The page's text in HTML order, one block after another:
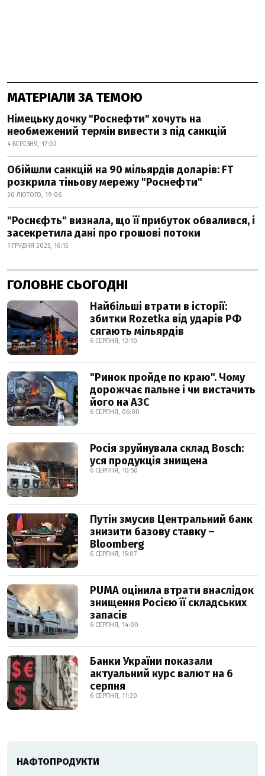
МАТЕРІАЛИ ЗА ТЕМОЮ
Німецьку дочку "Роснефти" хочуть на
необмежений термін вивести з під санкцій
4 БЕРЕЗНЯ, 17:02
Обійшли санкцій на 90 мільярдів доларів: FT
розкрила тіньову мережу "Роснефти"
20 ЛЮТОГО, 19:06
"Роснєфть" визнала, що її прибуток обвалився, і
засекретила дані про грошові потоки
1 ГРУДНЯ 2025, 16:15
ГОЛОВНЕ СЬОГОДНІ
Найбільші втрати в історії:
збитки Rozetka від ударів РФ
сягають мільярдів
6 СЕРПНЯ, 12:10
"Ринок пройде по краю". Чому
дорожчає пальне і чи вистачить
його на АЗС
6 СЕРПНЯ, 06:00
Росія зруйнувала склад Bosch:
уся продукція знищена
6 СЕРПНЯ, 10:50
Путін змусив Центральний банк
знизити базову ставку –
Bloomberg
6 СЕРПНЯ, 15:07
PUMA оцінила втрати внаслідок
знищення Росією її складських
запасів
6 СЕРПНЯ, 14:00
Банки України показали
актуальний курс валют на 6
серпня
6 СЕРПНЯ, 11:20
НАФТОПРОДУКТИ